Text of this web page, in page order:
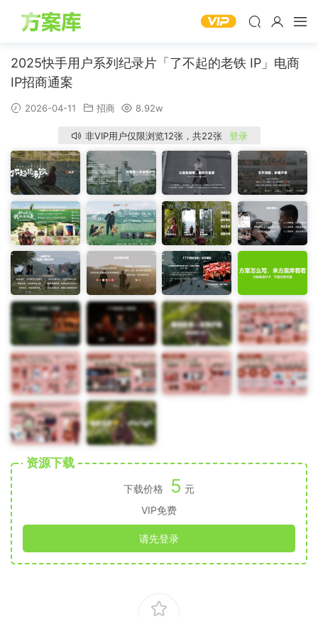
2025快手用户系列纪录片「了不起的老铁 IP」电商
IP招商通案
2026-04-11 招商 8.92w
非VIP用户仅限浏览12张，共22张 登录
资源下载
下载价格 5 元
VIP免费
请先登录